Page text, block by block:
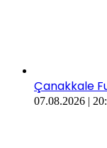
Çanakkale
07.08.2026 |